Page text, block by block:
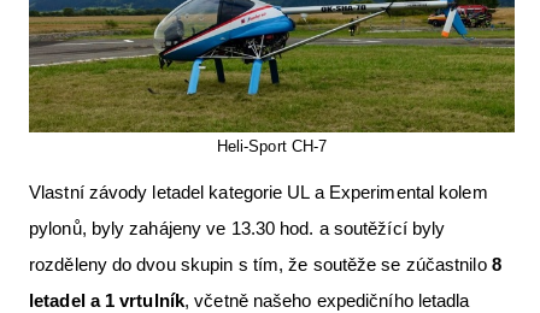
Heli-Sport CH-7
Vlastní závody letadel kategorie UL a Experimental kolem
pylonů, byly zahájeny ve 13.30 hod. a soutěžící byly
rozděleny do dvou skupin s tím, že soutěže se zúčastnilo 8
letadel a 1 vrtulník, včetně našeho expedičního letadla